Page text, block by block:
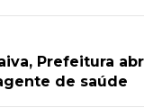
Prefeitura
de saúde